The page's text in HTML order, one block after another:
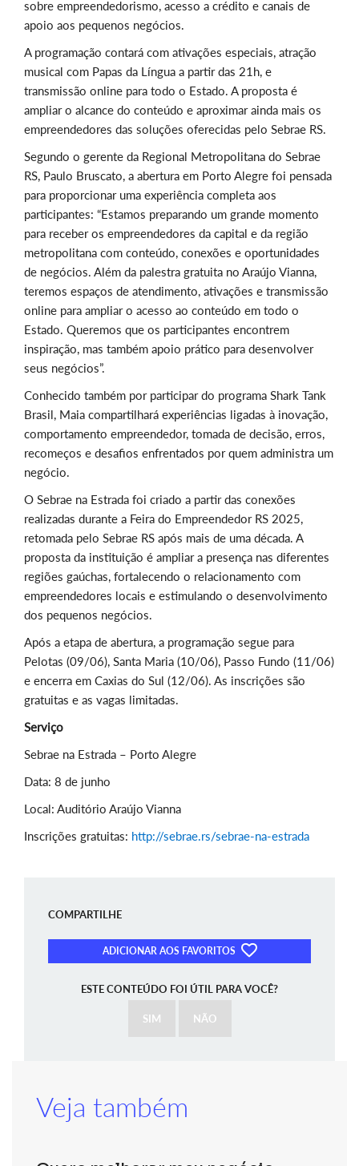
sobre empreendedorismo, acesso a crédito e canais de
apoio aos pequenos negócios.
A programação contará com ativações especiais, atração
musical com Papas da Língua a partir das 21h, e
transmissão online para todo o Estado. A proposta é
ampliar o alcance do conteúdo e aproximar ainda mais os
empreendedores das soluções oferecidas pelo Sebrae RS.
Segundo o gerente da Regional Metropolitana do Sebrae
RS, Paulo Bruscato, a abertura em Porto Alegre foi pensada
para proporcionar uma experiência completa aos
participantes: “Estamos preparando um grande momento
para receber os empreendedores da capital e da região
metropolitana com conteúdo, conexões e oportunidades
de negócios. Além da palestra gratuita no Araújo Vianna,
teremos espaços de atendimento, ativações e transmissão
online para ampliar o acesso ao conteúdo em todo o
Estado. Queremos que os participantes encontrem
inspiração, mas também apoio prático para desenvolver
seus negócios”.
Conhecido também por participar do programa Shark Tank
Brasil, Maia compartilhará experiências ligadas à inovação,
comportamento empreendedor, tomada de decisão, erros,
recomeços e desafios enfrentados por quem administra um
negócio.
O Sebrae na Estrada foi criado a partir das conexões
realizadas durante a Feira do Empreendedor RS 2025,
retomada pelo Sebrae RS após mais de uma década. A
proposta da instituição é ampliar a presença nas diferentes
regiões gaúchas, fortalecendo o relacionamento com
empreendedores locais e estimulando o desenvolvimento
dos pequenos negócios.
Após a etapa de abertura, a programação segue para
Pelotas (09/06), Santa Maria (10/06), Passo Fundo (11/06)
e encerra em Caxias do Sul (12/06). As inscrições são
gratuitas e as vagas limitadas.
Serviço
Sebrae na Estrada – Porto Alegre
Data: 8 de junho
Local: Auditório Araújo Vianna
Inscrições gratuitas: http://sebrae.rs/sebrae-na-estrada
COMPARTILHE
ADICIONAR AOS FAVORITOS
ESTE CONTEÚDO FOI ÚTIL PARA VOCÊ?
SIM NÃO
Veja também